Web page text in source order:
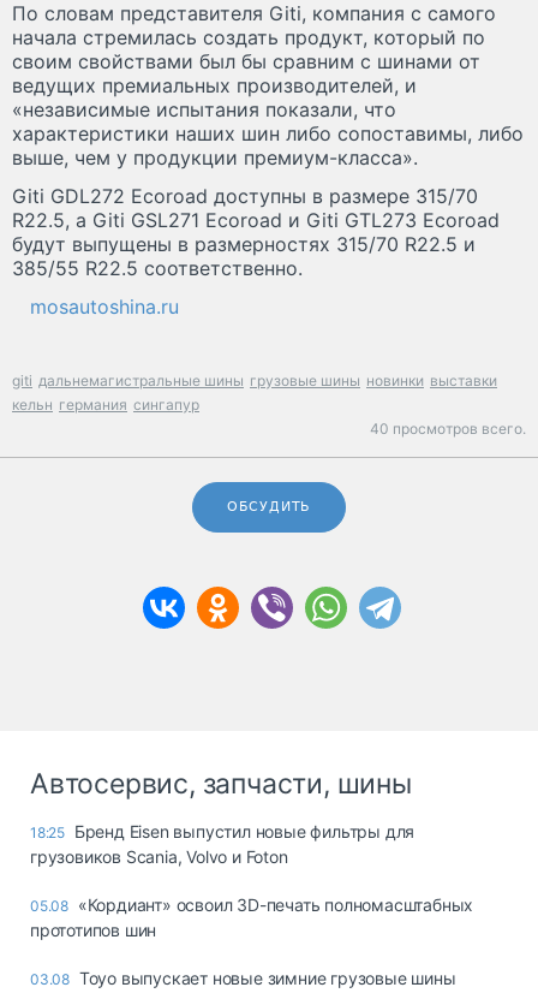
По словам представителя Giti, компания с самого
начала стремилась создать продукт, который по
своим свойствами был бы сравним с шинами от
ведущих премиальных производителей, и
«независимые испытания показали, что
характеристики наших шин либо сопоставимы, либо
выше, чем у продукции премиум-класса».
Giti GDL272 Ecoroad доступны в размере 315/70
R22.5, а Giti GSL271 Ecoroad и Giti GTL273 Ecoroad
будут выпущены в размерностях 315/70 R22.5 и
385/55 R22.5 соответственно.
mosautoshina.ru
giti дальнемагистральные шины грузовые шины новинки выставки
кельн германия сингапур
40 просмотров всего.
ОБСУДИТЬ
Автосервис, запчасти, шины
18:25 Бренд Eisen выпустил новые фильтры для
грузовиков Scania, Volvo и Foton
05.08 «Кордиант» освоил 3D-печать полномасштабных
прототипов шин
03.08 Toyo выпускает новые зимние грузовые шины